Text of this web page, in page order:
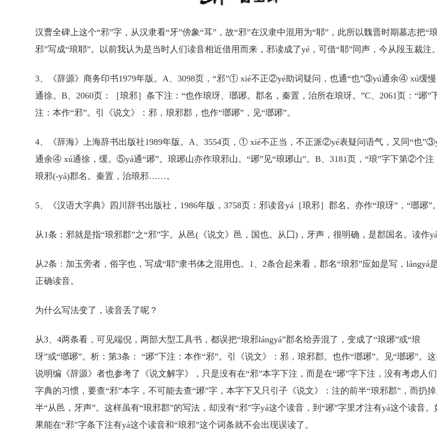
汉曹全碑上这个“邪”字，从汉隶看“牙”傍象“耳”，故“邪”在汉隶中混用为“耶”，此所以魏晋时期墓志把“琅
邪”写成“琅耶”。以前我认为是当时人们读音相近借用而来，邪读成了yé，可借“耶”同声，今从段玉裁注。
3、《辞源》商务印书1979年版。A、3098页，“邪”① xié不正②yé助词疑问，也通“也”③yú通余④ xú缓慢
通徐。B、2060页：［琅邪］条下注：“也作琅玡、瑯琊。郡名，秦置，治所在琅玡。”C、2061页：“琊”
注：本作“邪”。引《说文》：邪，琅邪郡，也作“瑯琊”，见“瑯琊”。
4、《辞海》上海辞书出版社1989年版。A、3554页，① xié不正当，不正派②yé表疑问语气，又同“也
通余④ xú通徐，缓。⑤yá通“琊”。琅琊山亦作琅邪山。“琊”见“琅琊山”。B、3181页，“琅”字下第②个注
琅邪(-yá)郡名。秦置，治琅邪……。
5、《汉语大字典》四川辞书出版社，1986年版，3758页：邪读音yá［琅邪］郡名。亦作“琅玡”，“瑯琊”。
从1条：邪就是指“琅邪郡”之“邪”字。从邑(《说文》邑，国也。从囗)，牙声，很明确，是郡国名。读作yá
从2条：加玉旁者，俗字也，写成“耶”隶书体之混用也。1、2条合起来看，郡名“琅邪”应如是写，lángyá
正确读音。
为什么写法变了，读音丢了呢？
从3、4两条看，可见端倪，两部大型工具书，都误把“琅邪lángyá”郡名给弄混了，变成了“琅琊”或“琅
玡”或“瑯琊”。析：第3条： “琊”下注：本作“邪”。引《说文》：邪，琅邪郡。也作“瑯琊”。见“瑯琊”。
说明编《辞源》者也参考了《说文解字》，只是没有在“邪”本字下注，而是在“琊”字下注，没有考虑人
字典的习惯，要查“邪”本字，不可能去查“琊”字，本字下又只引子《说文》：注的前半“琅邪郡”，而扔
半“从邑，牙声”。这样虽有“琅邪郡”的写法，却没有“邪”字yá这个读音，到“琊”字里才注有yá这个读音。
果能在“邪”字条下注有yá这个读音和“琅邪”这个词条就不会出现误读了。